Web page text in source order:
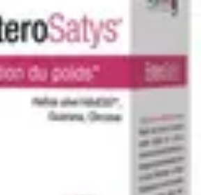
FondamentauxBien-
Dirigeants